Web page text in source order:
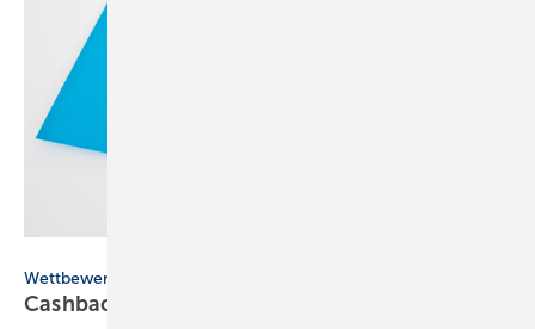
Wettbewerbszentrale
Cashback-Aktionen für förder­fä­hige Wärme­